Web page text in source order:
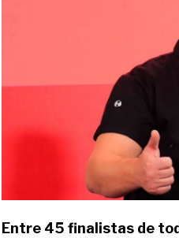
Entre 45 finalistas de